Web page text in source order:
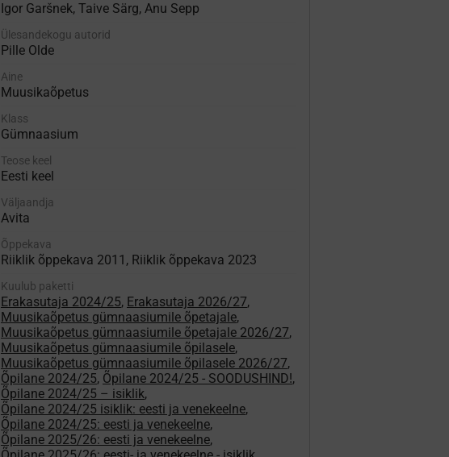
Igor Garšnek, Taive Särg, Anu Sepp
Ülesandekogu autorid
Pille Olde
Aine
Muusikaõpetus
Klass
Gümnaasium
Teose keel
Eesti keel
Väljaandja
Avita
Õppekava
Riiklik õppekava 2011, Riiklik õppekava 2023
Kuulub paketti
Erakasutaja 2024/25, Erakasutaja 2026/27,
Muusikaõpetus gümnaasiumile õpetajale,
Muusikaõpetus gümnaasiumile õpetajale 2026/27,
Muusikaõpetus gümnaasiumile õpilasele,
Muusikaõpetus gümnaasiumile õpilasele 2026/27,
Õpilane 2024/25, Õpilane 2024/25 - SOODUSHIND!,
Õpilane 2024/25 – isiklik,
Õpilane 2024/25 isiklik: eesti ja venekeelne,
Õpilane 2024/25: eesti ja venekeelne,
Õpilane 2025/26: eesti ja venekeelne,